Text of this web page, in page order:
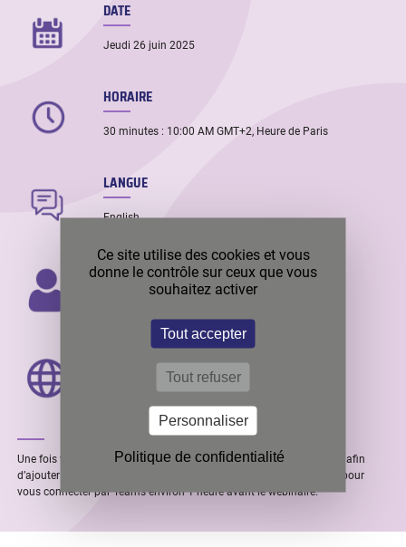
DATE
Jeudi 26 juin 2025
HORAIRE
30 minutes : 10:00 AM GMT+2, Heure de Paris
LANGUE
English
INTERVENANT
LOCALITÉ DE L’INTERVENANT
Lyon (FRANCE)
Une fois votre inscription effectuée, vous recevrez une confirmation afin
d’ajouter l’événement à votre calendrier. Enfin, vous recevrez le lien pour
vous connecter par Teams environ 1 heure avant le webinaire.
Ce site utilise des cookies et vous
donne le contrôle sur ceux que vous
souhaitez activer
Tout accepter
Tout refuser
Personnaliser
Politique de confidentialité